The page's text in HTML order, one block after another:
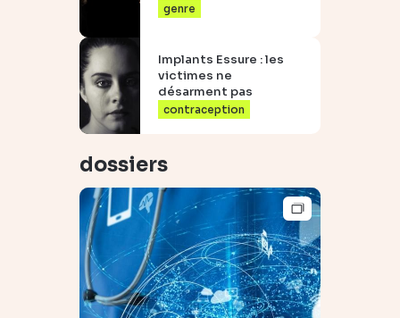
genre
Implants Essure : les
victimes ne
désarment pas
contraception
dossiers